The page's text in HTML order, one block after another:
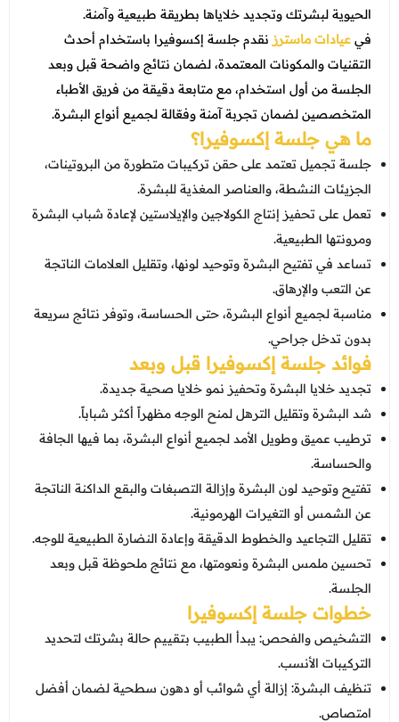
عروض الرجال
عروض جراحات التجميل
عروض قسم الطوارئ
عروض المختبر
عروض الاشعة
عروض الباطنة
عروض العظام
عروض الانف والاذن والحنجرة
عروض العلاج الطبيعي
الحيوية لبشرتك وتجديد خلاياها بطريقة طبيعية وآمنة.
في عيادات ماسترز نقدم جلسة إكسوفيرا باستخدام أحدث
التقنيات والمكونات المعتمدة، لضمان نتائج واضحة قبل وبعد
الجلسة من أول استخدام، مع متابعة دقيقة من فريق الأطباء
المتخصصين لضمان تجربة آمنة وفعّالة لجميع أنواع البشرة.
ما هي جلسة إكسوفيرا؟
جلسة تجميل تعتمد على حقن تركيبات متطورة من البروتينات،
الجزيئات النشطة، والعناصر المغذية للبشرة.
تعمل على تحفيز إنتاج الكولاجين والإيلاستين لإعادة شباب البشرة
ومرونتها الطبيعية.
تساعد في تفتيح البشرة وتوحيد لونها، وتقليل العلامات الناتجة
عن التعب والإرهاق.
مناسبة لجميع أنواع البشرة، حتى الحساسة، وتوفر نتائج سريعة
بدون تدخل جراحي.
فوائد جلسة إكسوفيرا قبل وبعد
تجديد خلايا البشرة وتحفيز نمو خلايا صحية جديدة.
شد البشرة وتقليل الترهل لمنح الوجه مظهراً أكثر شباباً.
ترطيب عميق وطويل الأمد لجميع أنواع البشرة، بما فيها الجافة
والحساسة.
تفتيح وتوحيد لون البشرة وإزالة التصبغات والبقع الداكنة الناتجة
عن الشمس أو التغيرات الهرمونية.
تقليل التجاعيد والخطوط الدقيقة وإعادة النضارة الطبيعية للوجه.
تحسين ملمس البشرة ونعومتها، مع نتائج ملحوظة قبل وبعد
الجلسة.
خطوات جلسة إكسوفيرا
التشخيص والفحص: يبدأ الطبيب بتقييم حالة بشرتك لتحديد
التركيبات الأنسب.
تنظيف البشرة: إزالة أي شوائب أو دهون سطحية لضمان أفضل
امتصاص.